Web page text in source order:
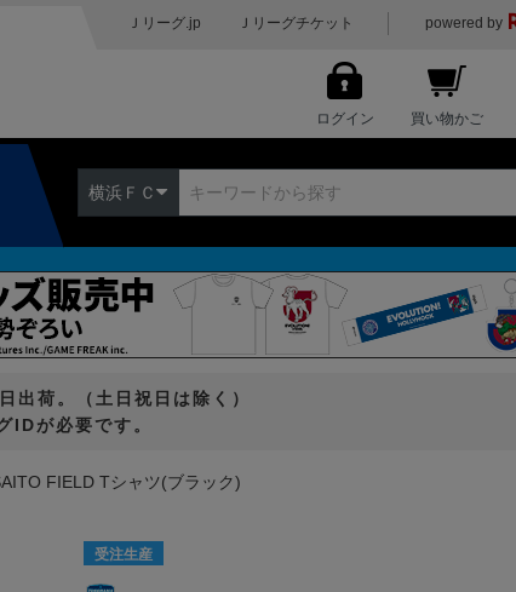
Ｊリーグ.jp Ｊリーグチケット powered by
ログイン 買い物かご
横浜ＦＣ
出荷。（土日祝日は除く）
IDが必要です。
FIELD Tシャツ(ブラック)
受注生産